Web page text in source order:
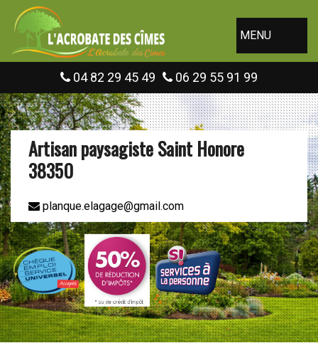
MENU
04 82 29 45 49 06 29 55 91 99
Artisan paysagiste Saint Honore
38350
planque.elagage@gmail.com